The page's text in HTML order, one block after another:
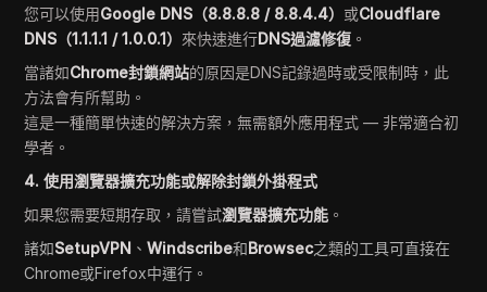
您可以使用Google DNS（8.8.8.8 / 8.8.4.4） 或Cloudflare
DNS（1.1.1.1 / 1.0.0.1） 來快速進行DNS過濾修復 。
當諸如Chrome封鎖網站的原因是DNS記錄過時或受限制時，此
方法會有所幫助。
這是一種簡單快速的解決方案，無需額外應用程式 — 非常適合初
學者。
4. 使用瀏覽器擴充功能或解除封鎖外掛程式
如果您需要短期存取，請嘗試瀏覽器擴充功能 。
諸如SetupVPN 、Windscribe和Browsec之類的工具可直接在
Chrome或Firefox中運行。